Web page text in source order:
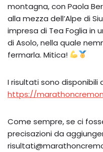
montagna, con Paola
alla mezza dell’Alpe di
impresa di Tea Foglia in
di Asolo, nella quale
fermarla. Mitica!
I risultati sono disponibili
https://
Come sempre, se ci
precisazioni da